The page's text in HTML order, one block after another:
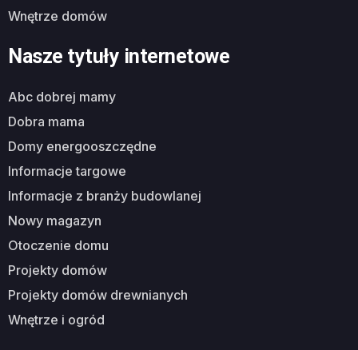
wnętrze domów
Nasze tytuły internetowe
abc dobrej mamy
dobra mama
domy energooszczędne
informacje targowe
informacje z branży budowlanej
nowy magazyn
otoczenie domu
projekty domów
projekty domów drewnianych
wnętrze i ogród